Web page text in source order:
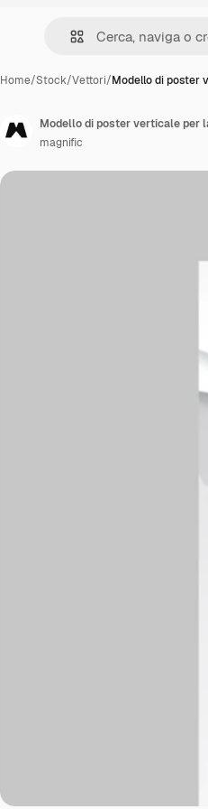
Home/Stock/Vettori/Modello di poster
Modello di poster verticale per
magnific